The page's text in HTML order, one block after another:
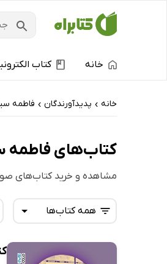
خانه کتاب
خانه › پدیدآورندگان › فاطمه
کتاب‌های فاطمه
مشاهده و خرید کتاب‌های
همه کتاب‌ها
همه کتاب‌ها